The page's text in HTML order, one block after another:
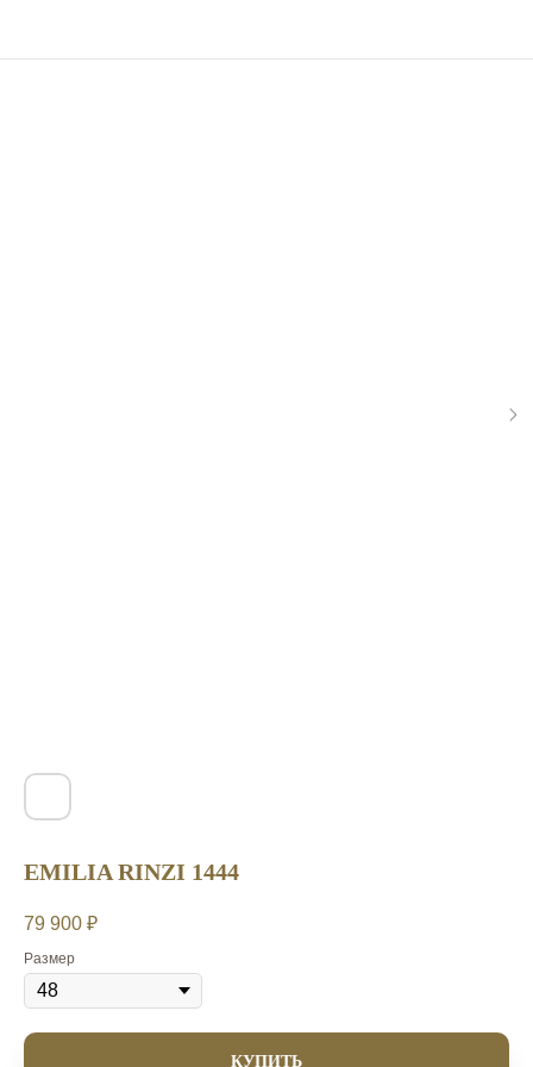
EMILIA RINZI 1444
79 900 ₽
Размер
КУПИТЬ